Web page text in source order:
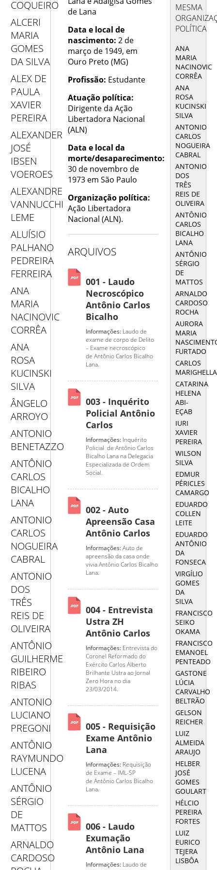
COQUEIRO
ALCERI
MARIA
GOMES
DA SILVA
ALEX DE
PAULA
XAVIER
PEREIRA
ALEXANDER
JOSÉ
IBSEN
VOEROES
ALEXANDRE
VANNUCCHI
LEME
ALUÍSIO
PALHANO
PEDREIRA
FERREIRA
ANA
MARIA
NACINOVIC
CORRÊA
ANA
ROSA
KUCINSKI
SILVA
ÂNGELO
ARROYO
ANTONIO
BENETAZZO
ANTÔNIO
CARLOS
BICALHO
LANA
ANTONIO
CARLOS
NOGUEIRA
CABRAL
ANTONIO
DOS
TRÊS
REIS DE
OLIVEIRA
ANTÔNIO
GUILHERME
RIBEIRO
RIBAS
ANTONIO
LUCIANO
PREGONI
ANTÔNIO
RAYMUNDO
LUCENA
ANTÔNIO
SÉRGIO
DE
MATTOS
ARNALDO
CARDOSO
de Lana
Data e local de
nascimento:2 de
março de 1949, em
Ouro Preto (MG)
Profissão: Estudante
Atuação política:
Dirigente da Ação
Libertadora Nacional
(ALN)
Data e local da
morte/desaparecimento:
30 de novembro de
1973 em São Paulo
Organização política:
Ação Libertadora
Nacional (ALN).
ARQUIVOS
001 - Laudo
Necroscópico
Antônio Carlos
Bicalho
Informações: Laudo de
exame de corpo de Delito
– Exame necroscópico
de Antônio Carlos Bicalho
Lana.
003 - Inquérito
Policial Antônio
Carlos
Informações: Inquérito
Policial de Antônio Carlos
Bicalho Lana na Delegacia
Especializada de Ordem
Social.
002 - Auto
Apreensão Casa
Antônio Carlos
Informações:Auto de
apreensão da casa onde
vivia Antônio Carlos Bicalho
Lana.
004 - Entrevista
Ustra ZH
Antônio Carlos
Informações: Entrevista do
Coronel Reformado do
Exército Carlos Alberto
Brilhante Ustra ao Jornal
Zero Hora no dia
23/03/2014.
005 - Requisição
Exame Antônio
Lana
Informações: Requisição
de Exame – IML-SP
de Antônio Carlos Bicalho
Lana.
006 - Laudo
Exumação
Antônio Lana
Informações: Laudo de
MESMA
POLÍTICA
ANA
MARIA
NACINOVIC
CORRÊA
ANA
ROSA
KUCINSKI
SILVA
ANTONIO
CARLOS
NOGUEIRA
CABRAL
ANTONIO
DOS
TRÊS
REIS DE
OLIVEIRA
ANTÔNIO
CARLOS
BICALHO
LANA
ANTÔNIO
SÉRGIO
DE
MATTOS
ARNALDO
CARDOSO
ROCHA
AURORA
MARIA
FURTADO
CARLOS
MARIGHELLA
CATARINA
HELENA
ABI-
EÇAB
IURI
XAVIER
PEREIRA
WILSON
SILVA
EDMUR
PÉRICLES
CAMARGO
EDUARDO
COLLEN
LEITE
EDUARDO
ANTÔNIO
DA
FONSECA
VIRGÍLIO
GOMES
DA
SILVA
FRANCISCO
SEIKO
OKAMA
FRANCISCO
EMANOEL
PENTEADO
GASTONE
LÚCIA
CARVALHO
BELTRÃO
GELSON
REICHER
LUIZ
ALMEIDA
ARAUJO
HELBER
JOSÉ
GOMES
GOULART
HÉLCIO
PEREIRA
FORTES
LUIZ
EURICO
TEJERA
LISBÔA